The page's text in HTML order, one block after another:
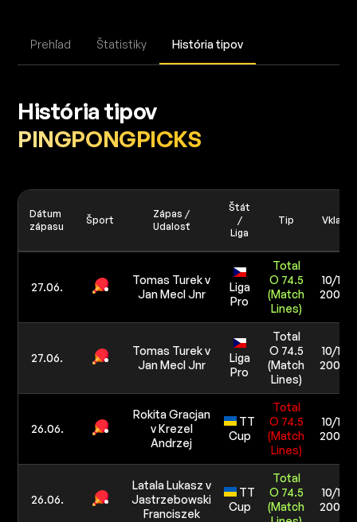
Prehľad Štatistiky História tipov
História tipov
PINGPONGPICKS
Dátum
zápasu
Šport
Zápas /
Udalosť
Štát
/
Liga
Tip Vklad
27.06.
Tomas Turek v
Jan Mecl Jnr
Liga
Pro
Total
O 74.5
(Match
Lines)
10/10
200 €
27.06.
Tomas Turek v
Jan Mecl Jnr
Liga
Pro
Total
O 74.5
(Match
Lines)
10/10
200 €
26.06.
Rokita Gracjan
v Krezel
Andrzej
TT
Cup
Total
O 74.5
(Match
Lines)
10/10
200 €
26.06.
Latala Lukasz v
Jastrzebowski
Franciszek
TT
Cup
Total
O 74.5
(Match
10/10
200 €